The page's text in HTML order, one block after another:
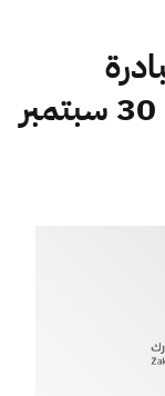
الإعفاء من الغرامات حتى 30 سبتمبر